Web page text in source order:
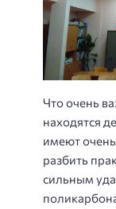
Что очень
находятся
имеют
разбить
сильным